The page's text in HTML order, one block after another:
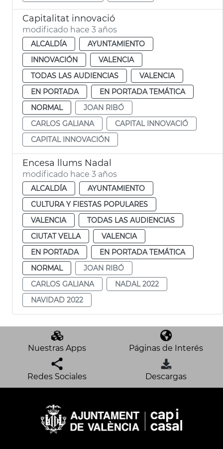
Capitalitat innovació
modificado hace 3 años
ALCALDÍA
AYUNTAMIENTO
INNOVACIÓN
VALENCIA
TODAS LAS AUDIENCIAS
VALENCIA
EN PORTADA
EN PORTADA TEMÁTICA
NORMAL
JOAN RIBÓ
CARLOS GALIANA
CAPITAL INNOVACIÓ
CAPITAL INNOVACIÓN
Encesa llums Nadal
modificado hace 3 años
ALCALDÍA
AYUNTAMIENTO
CULTURA Y FIESTAS POPULARES
VALENCIA
TODAS LAS AUDIENCIAS
CIUTAT VELLA
VALENCIA
EN PORTADA
EN PORTADA TEMÁTICA
NORMAL
JOAN RIBÓ
CARLOS GALIANA
NADAL 2022
NAVIDAD 2022
Nuestras Apps Páginas de Interés
Redes Sociales Descargas